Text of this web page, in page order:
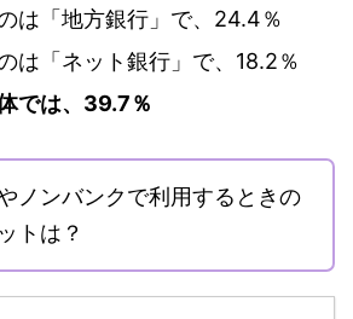
は「地方銀行」で、24.4％
は「ネット銀行」で、18.2％
では、39.7％
ノンバンクで利用するときの
トは？